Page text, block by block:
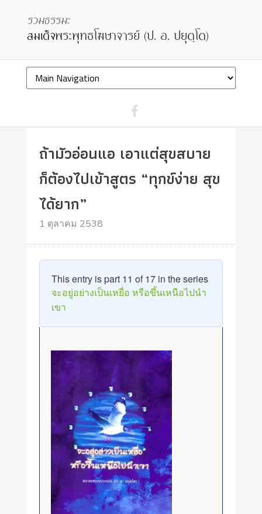
ถ้ามัวอ่อนแอ เอาแต่สุขสบาย
ก็ต้องไปเข้าสูตร “ทุกข์ง่าย สุข
ได้ยาก”
1 ตุลาคม 2538
This entry is part 11 of 17 in the series
จะอยู่อย่างเป็นเหยื่อ หรือขึ้นเหนือไปนำ
เขา